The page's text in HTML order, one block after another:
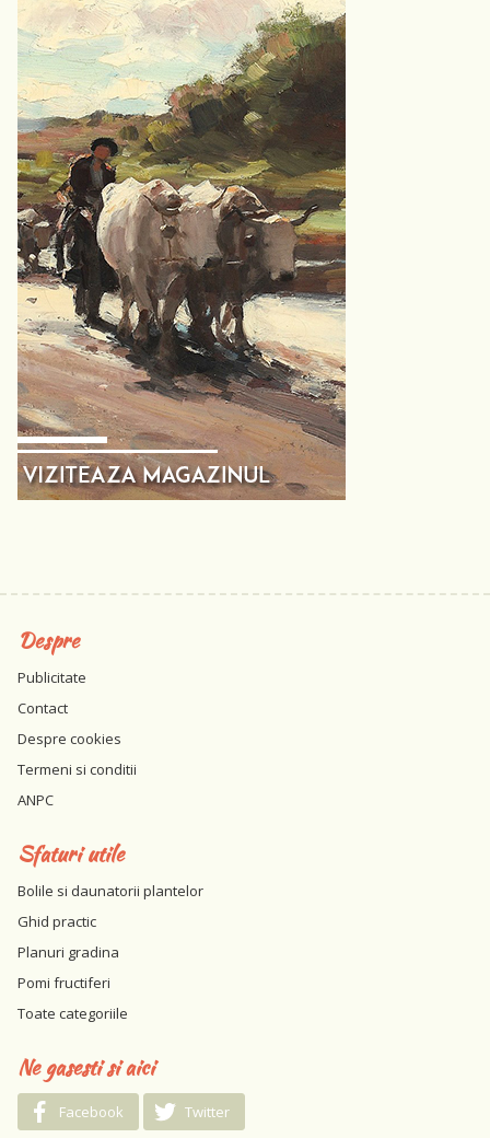
Despre
Publicitate
Contact
Despre cookies
Termeni si conditii
ANPC
Sfaturi utile
Bolile si daunatorii plantelor
Ghid practic
Planuri gradina
Pomi fructiferi
Toate categoriile
Ne gasesti si aici
Facebook Twitter